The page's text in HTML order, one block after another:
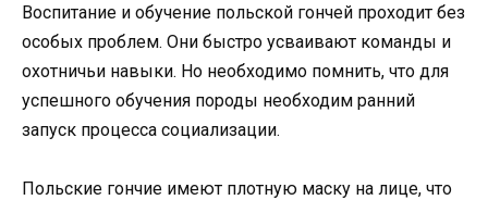
Воспитание и обучение польской гончей проходит без
особых проблем. Они быстро усваивают команды и
охотничьи навыки. Но необходимо помнить, что для
успешного обучения породы необходим ранний
запуск процесса социализации.
Польские гончие имеют плотную маску на лице, что